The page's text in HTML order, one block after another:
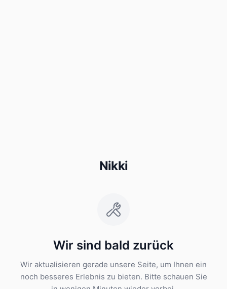
Nikki
Wir sind bald zurück
Wir aktualisieren gerade unsere Seite, um Ihnen ein
noch besseres Erlebnis zu bieten. Bitte schauen Sie